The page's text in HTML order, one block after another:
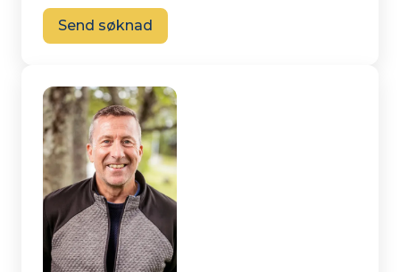
Send søknad